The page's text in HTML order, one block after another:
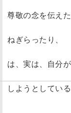
尊敬の念を伝えた
ねぎらったり、
は、実は、自分
しようとしてい